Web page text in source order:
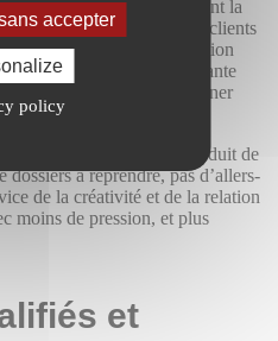
accepter
policy
réduisent considérablement la
communication avec les clients
Par ailleurs, l’intégration
est un projet en constante
pour objectif de faire gagner
à nos franchisés.
, qui produit de
à reprendre, pas d’allers-
de la créativité et de la relation
moins de pression, et plus
et